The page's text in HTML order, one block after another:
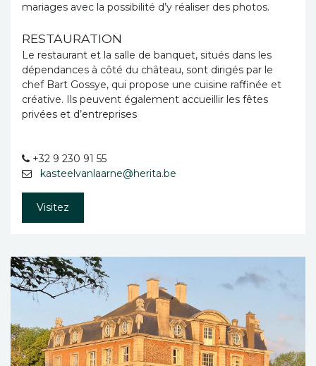
mariages avec la possibilité d’y réaliser des photos.
RESTAURATION
Le restaurant et la salle de banquet, situés dans les
dépendances à côté du château, sont dirigés par le
chef Bart Gossye, qui propose une cuisine raffinée et
créative. Ils peuvent également accueillir les fêtes
privées et d’entreprises
+32 9 230 91 55
kasteelvanlaarne@herita.be
Visitez